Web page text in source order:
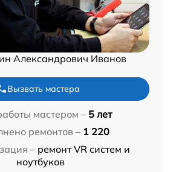
Александрович Иванов
Вызвать мастера
мастером – 5 лет
ремонтов – 1 220
– ремонт VR систем и
ноутбуков